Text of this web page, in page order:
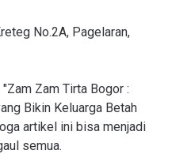
No.2A, Pagelaran,
Zam Tirta Bogor :
Bikin Keluarga Betah
artikel ini bisa menjadi
semua.